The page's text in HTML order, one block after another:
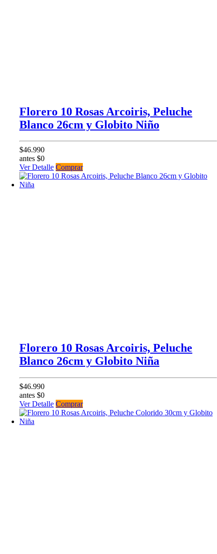
Florero 10 Rosas Arcoiris, Peluche
Blanco 26cm y Globito Niño
$46.990
antes $0
Ver Detalle Comprar
Florero 10 Rosas Arcoiris, Peluche
Blanco 26cm y Globito Niña
$46.990
antes $0
Ver Detalle Comprar